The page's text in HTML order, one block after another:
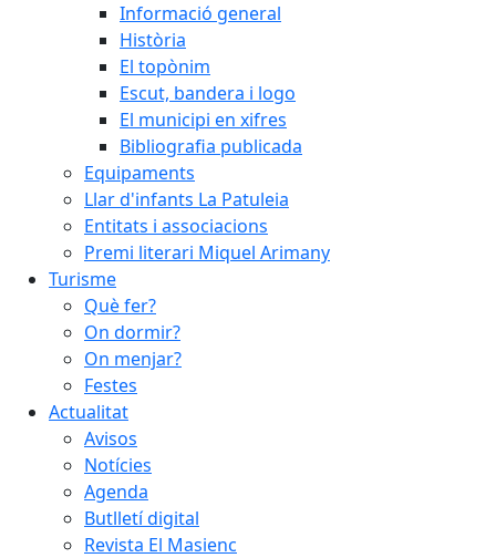
Informació general
Història
El topònim
Escut, bandera i logo
El municipi en xifres
Bibliografia publicada
Equipaments
Llar d'infants La Patuleia
Entitats i associacions
Premi literari Miquel Arimany
Turisme
Què fer?
On dormir?
On menjar?
Festes
Actualitat
Avisos
Notícies
Agenda
Butlletí digital
Revista El Masienc